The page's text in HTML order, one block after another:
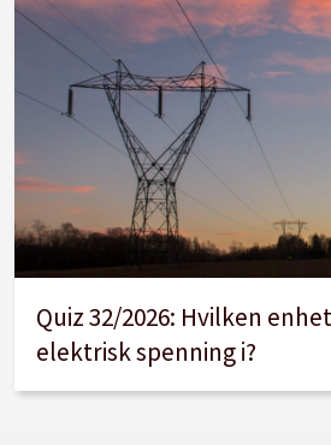
Quiz 32/2026: Hvilken
elektrisk spenning i?